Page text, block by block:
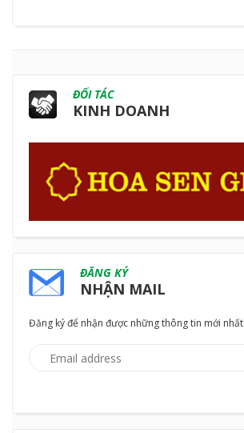
ĐỐI TÁC
KINH DOANH
ĐĂNG KÝ
NHẬN MAIL
Đăng ký để nhận được những thông tin mới nhất